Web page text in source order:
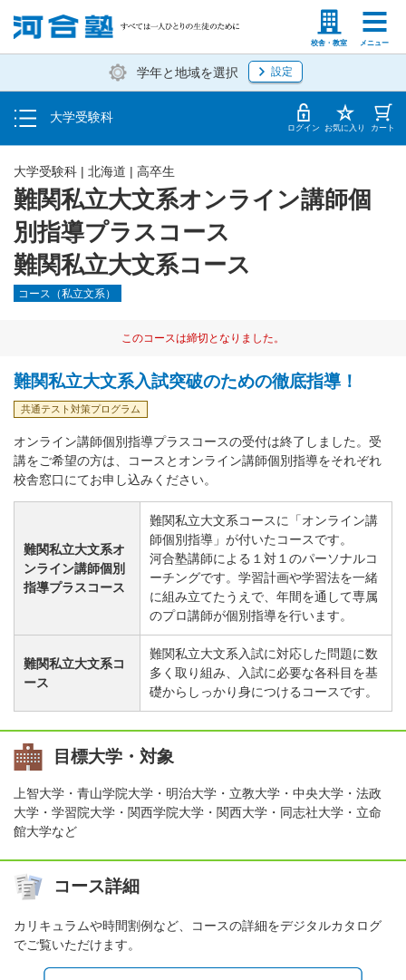
校舎・教室 メニュー
塾生の方 高等学校の先生
学年と地域を選択 設定
大学受験科
入塾説明会・個別相談
学費・入塾手続き方法
入塾から授業開始までのスケジュール ログイン お気に入り カート
難関私立大文系オンライン講師個
別指導プラスコース
難関私立大文系コース
大学受験科 | 北海道 | 高卒生
コース（私立文系）
このコースは締切となりました。
難関私立大文系入試突破のための徹底指導！
共通テスト対策プログラム
オンライン講師個別指導プラスコースの受付は終了しました。受
講をご希望の方は、コースとオンライン講師個別指導をそれぞれ
校舎窓口にてお申し込みください。
難関私立大文系オ
ンライン講師個別
指導プラスコース
難関私立大文系コースに「オンライン講
師個別指導」が付いたコースです。
河合塾講師による１対１のパーソナルコ
ーチングです。学習計画や学習法を一緒
に組み立てたうえで、年間を通して専属
のプロ講師が個別指導を行います。
難関私立大文系コ
ース
難関私立大文系入試に対応した問題に数
多く取り組み、入試に必要な各科目を基
礎からしっかり身につけるコースです。
目標大学・対象
上智大学・青山学院大学・明治大学・立教大学・中央大学・法政
大学・学習院大学・関西学院大学・関西大学・同志社大学・立命
館大学など
コース詳細
カリキュラムや時間割例など、コースの詳細をデジタルカタログ
でご覧いただけます。